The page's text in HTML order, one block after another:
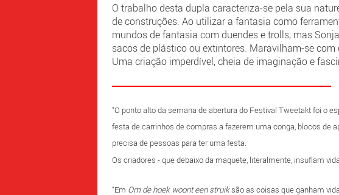
O trabalho desta dupla caracteriza-se pela sua
de construções. Ao utilizar a fantasia como
mundos de fantasia com duendes e trolls, mas
sacos de plástico ou extintores. Maravilham-se
Uma criação imperdível, cheia de imaginação e
"O ponto alto da semana de abertura do Festival Tweetaktfoi o
festa de carrinhos de compras a fazerem uma conga, blocos de
precisa de pessoas para ter uma festa.
Os criadores - que debaixo da maquete, literalmente, insuflam
“Em Om de hoek woont een struiksão as coisas que ganham